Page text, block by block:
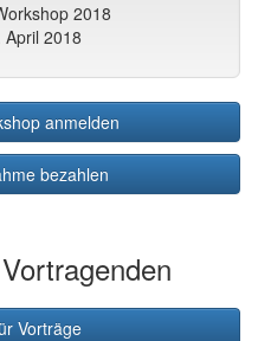
2018
2018
anmelden
bezahlen
Vorträge